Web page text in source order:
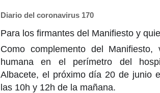
Diario del coronavirus 170
Para los firmantes del Manifiesto y
Como complemento del
humana en el perímetro del
Albacete, el próximo día 20 de junio
las 10h y 12h de la mañana.